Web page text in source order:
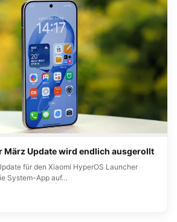
März Update wird endlich ausgerollt
für den Xiaomi HyperOS Launcher
System-App auf…